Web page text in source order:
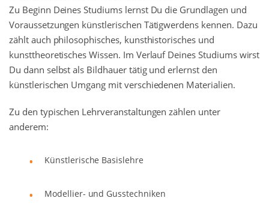
Zu Beginn Deines Studiums lernst Du die Grundlagen und
Voraussetzungen künstlerischen Tätigwerdens kennen. Dazu
zählt auch philosophisches, kunsthistorisches und
kunsttheoretisches Wissen. Im Verlauf Deines Studiums wirst
Du dann selbst als Bildhauer tätig und erlernst den
künstlerischen Umgang mit verschiedenen Materialien.
Zu den typischen Lehrveranstaltungen zählen unter
anderem:
Künstlerische Basislehre
Modellier- und Gusstechniken